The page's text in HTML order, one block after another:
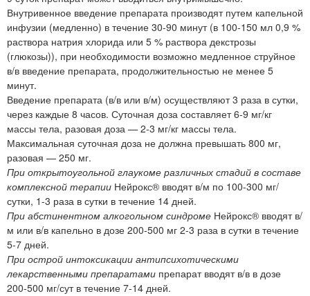
Внутривенное введение препарата производят путем капельной
инфузии (медленно) в течение 30-90 минут (в 100-150 мл 0,9 %
раствора натрия хлорида или 5 % раствора декстрозы
(глюкозы)), при необходимости возможно медленное струйное
в/в введение препарата, продолжительностью не менее 5
минут.
Введение препарата (в/в или в/м) осуществляют 3 раза в сутки,
через каждые 8 часов. Суточная доза составляет 6-9 мг/кг
массы тела, разовая доза — 2-3 мг/кг массы тела.
Максимальная суточная доза не должна превышать 800 мг,
разовая — 250 мг.
При открытоугольной глаукоме различных стадий в составе
комплексной терапии Нейрокс® вводят в/м по 100-300 мг/
сутки, 1-3 раза в сутки в течение 14 дней.
При абстинентном алкогольном синдроме Нейрокс® вводят в/
м или в/в капельно в дозе 200-500 мг 2-3 раза в сутки в течение
5-7 дней.
При острой интоксикации антипсихотическими
лекарственными препаратами препарат вводят в/в в дозе
200-500 мг/сут в течение 7-14 дней.